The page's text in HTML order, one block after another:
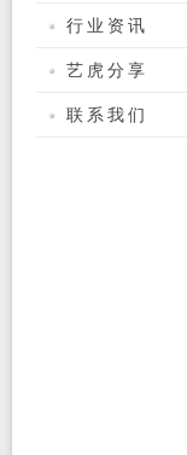
行业资讯
艺虎分享
联系我们